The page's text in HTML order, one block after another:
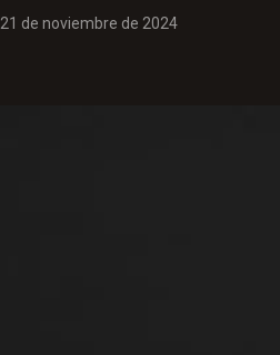
21 de noviembre de 2024